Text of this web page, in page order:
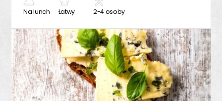
Na lunch Łatwy 2-4 osoby